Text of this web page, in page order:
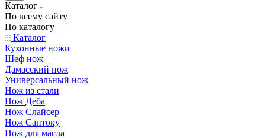
Каталог
По всему сайту
По каталогу
Каталог
Кухонные ножи
Шеф нож
Дамасский нож
Универсальный нож
Нож из стали
Нож Деба
Нож Слайсер
Нож Сантоку
Нож для масла